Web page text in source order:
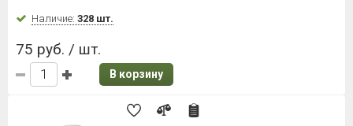
Наличие: 328 шт.
75 руб. / шт.
В корзину